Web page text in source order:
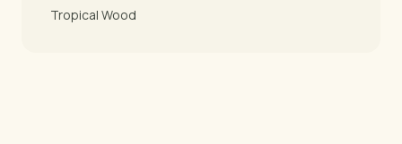
Tropical Wood